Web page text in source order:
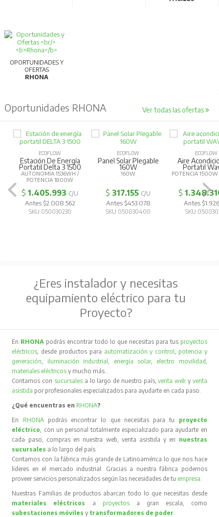
OPORTUNIDADES Y
OFERTAS
RHONA
Oportunidades RHONA Ver todas las ofertas
ECOFLOW
Estación De Energía
Portatil Delta 3 1500
AUTONOMÍA 1536WH /
POTENCIA 1800W
$1.405.993 C/U
Antes $2.008.562
SKU 050030230
ECOFLOW
Panel Solar Plegable
160W
160W
$ 317.155 C/U
Antes $453.078
SKU 050030400
ECOFLOW
Aire
Portatil
POTENCIA
$
Antes
SKU
¿Eres instalador y necesitas
equipamiento eléctrico para tu
Proyecto?
En RHONA podrás encontrar todo lo que necesitas para tus proyectos
eléctricos , desde productos para automatización y control
potencia y
generación
iluminación industrial energía solar, electro movilidad
materiales eléctricos y mucho más…
Contamos con sucursales a lo largo de nuestro país,venta web y venta
asistida por profesionales especializados para ayudarte en cada paso.
¿Qué encuentras en RHONA?
En RHONA podrás encontrar lo que necesitas para tu proyecto
eléctrico , con un personal totalmente especializado para ayudarte en
cada paso, compras en nuestra web, venta asistida y en nuestras
sucursales a lo largo del país.
Contamos con la fábrica más grande de Latinoamérica lo que nos hace
líderes en el mercado industrial. Gracias a nuestra fábrica podemos
proveer servicios personalizados según las necesidades de tu empresa
Nuestras Familias de productos abarcan todo lo que necesitas desde
materiales eléctricos
a proyectos
a gran escala, como
subestaciones móvilesy transformadores de poder